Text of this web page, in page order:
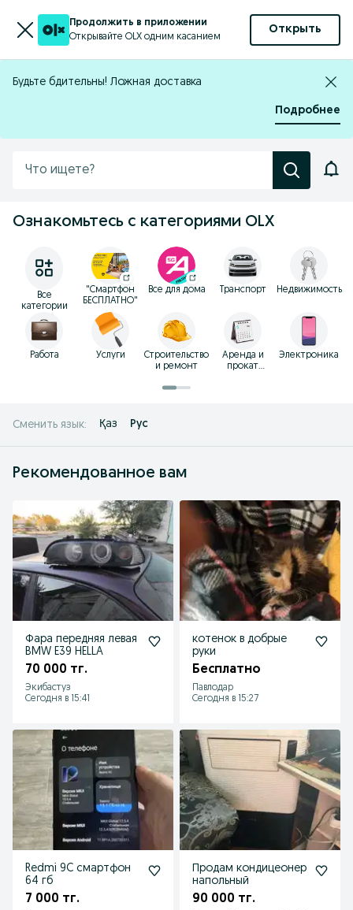
Продолжить в приложении
Открывайте OLX одним касанием
Открыть
Будьте бдительны! Ложная доставка
Подробнее
Что ищете?
Ознакомьтесь с категориями OLX
Все
категории
"Смартфон
БЕСПЛАТНО"
Все для дома Транспорт Недвижимость
Работа Услуги
Строительство
и ремонт
Аренда и
прокат
Электроника
Сменить язык: Қаз Рус
Рекомендованное вам
Фара передняя левая
BMW E39 HELLA
70 000 тг.
Экибастуз
Сегодня в 15:41
котенок в добрые
руки
Бесплатно
Павлодар
Сегодня в 15:27
Redmi 9C смартфон
64 гб
7 000 тг.
Продам кондицеонер
напольный
90 000 тг.